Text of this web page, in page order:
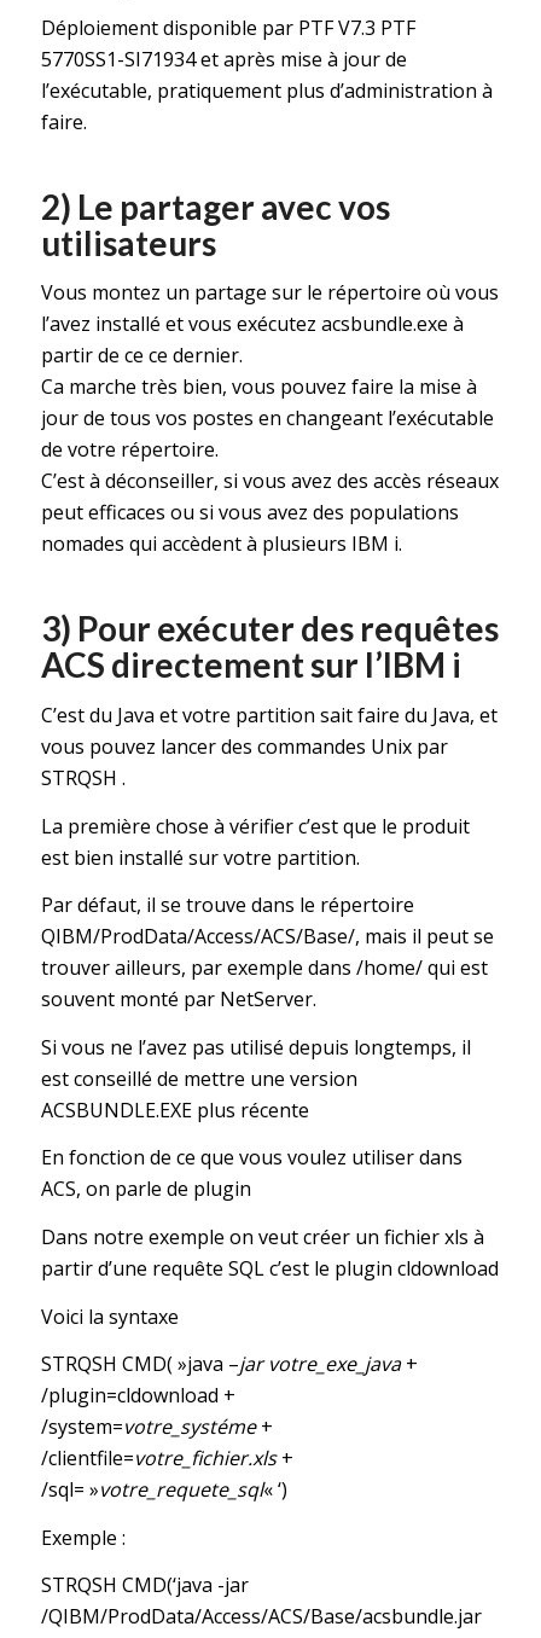
Déploiement disponible par PTF V7.3 PTF
5770SS1-SI71934 et après mise à jour de
l’exécutable, pratiquement plus d’administration à
faire.
2) Le partager avec vos
utilisateurs
Vous montez un partage sur le répertoire où vous
l’avez installé et vous exécutez acsbundle.exe à
partir de ce ce dernier.
Ca marche très bien, vous pouvez faire la mise à
jour de tous vos postes en changeant l’exécutable
de votre répertoire.
C’est à déconseiller, si vous avez des accès réseaux
peut efficaces ou si vous avez des populations
nomades qui accèdent à plusieurs IBM i.
3) Pour exécuter des requêtes
ACS directement sur l’IBM i
C’est du Java et votre partition sait faire du Java, et
vous pouvez lancer des commandes Unix par
STRQSH .
La première chose à vérifier c’est que le produit
est bien installé sur votre partition.
Par défaut, il se trouve dans le répertoire
QIBM/ProdData/Access/ACS/Base/, mais il peut se
trouver ailleurs, par exemple dans /home/ qui est
souvent monté par NetServer.
Si vous ne l’avez pas utilisé depuis longtemps, il
est conseillé de mettre une version
ACSBUNDLE.EXE plus récente
En fonction de ce que vous voulez utiliser dans
ACS, on parle de plugin
Dans notre exemple on veut créer un fichier xls à
partir d’une requête SQL c’est le plugin cldownload
Voici la syntaxe
STRQSH CMD( »java –jar votre_exe_java+
/plugin=cldownload +
/system=votre_systéme+
/clientfile=votre_fichier.xls+
/sql= »votre_requete_sql« ‘)
Exemple :
STRQSH CMD(‘java -jar
/QIBM/ProdData/Access/ACS/Base/acsbundle.jar